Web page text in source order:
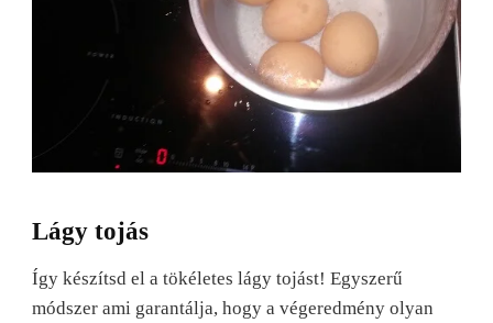
Lágy tojás
Így készítsd el a tökéletes lágy tojást! Egyszerű
módszer ami garantálja, hogy a végeredmény olyan